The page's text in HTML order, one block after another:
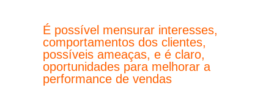
É possível mensurar interesses,
comportamentos dos clientes,
possíveis ameaças, e é claro,
oportunidades para melhorar a
performance de vendas